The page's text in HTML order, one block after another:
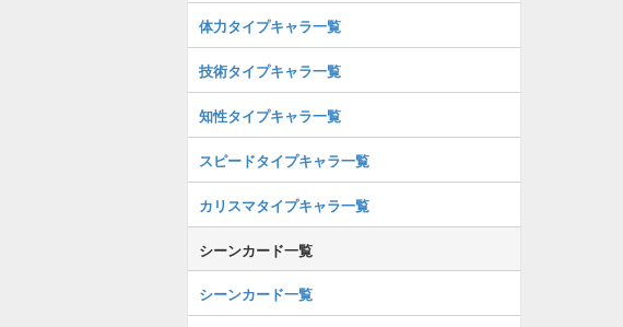
体力タイプキャラ一覧
技術タイプキャラ一覧
知性タイプキャラ一覧
スピードタイプキャラ一覧
カリスマタイプキャラ一覧
シーンカード一覧
シーンカード一覧